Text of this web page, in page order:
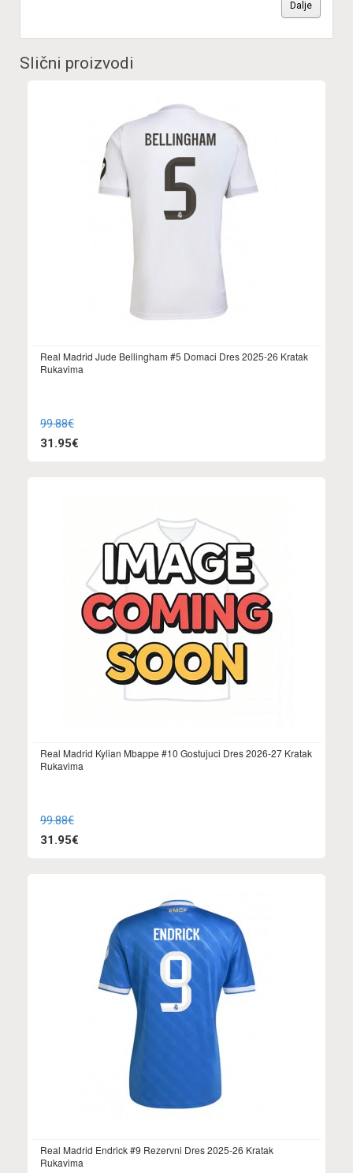
Dalje
Slični proizvodi
Real Madrid Jude Bellingham #5 Domaci Dres 2025-26 Kratak
Rukavima
99.88€
31.95€
Real Madrid Kylian Mbappe #10 Gostujuci Dres 2026-27 Kratak
Rukavima
99.88€
31.95€
Real Madrid Endrick #9 Rezervni Dres 2025-26 Kratak
Rukavima